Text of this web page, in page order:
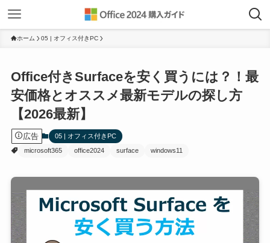
ホーム 05 | オフィス付きPC
Office付きSurfaceを安く買うには？！最
安価格とオススメ最新モデルの探し方
【2026最新】
広告
05 | オフィス付きPC
microsoft365
office2024 surface windows11